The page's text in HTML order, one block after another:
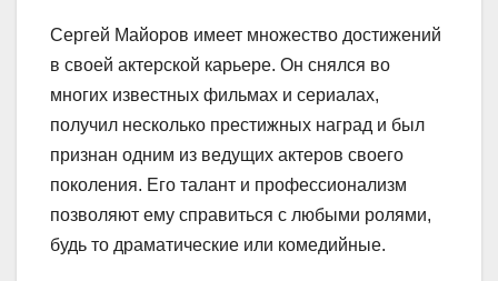
Сергей Майоров имеет множество достижений
в своей актерской карьере. Он снялся во
многих известных фильмах и сериалах,
получил несколько престижных наград и был
признан одним из ведущих актеров своего
поколения. Его талант и профессионализм
позволяют ему справиться с любыми ролями,
будь то драматические или комедийные.